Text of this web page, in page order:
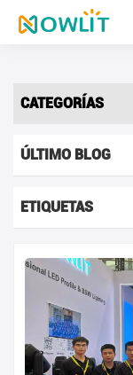
CATEGORÍAS
ÚLTIMO BLOG
ETIQUETAS